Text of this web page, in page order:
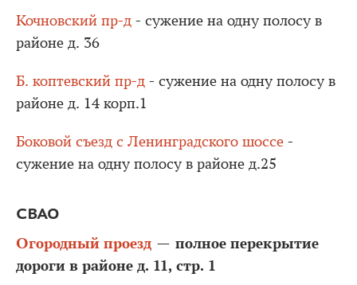
Кочновский пр-д - сужение на одну полосу в
районе д. 36
Б. коптевский пр-д - сужение на одну полосу в
районе д. 14 корп.1
Боковой съезд с Ленинградского шоссе -
сужение на одну полосу в районе д.25
СВАО
Огородный проезд — полное перекрытие
дороги в районе д. 11, стр. 1